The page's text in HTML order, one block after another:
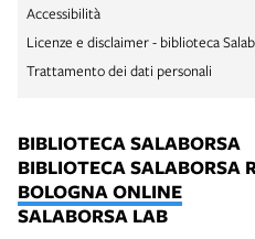
Accessibilità
Licenze e disclaimer - biblioteca
Trattamento dei dati personali
BIBLIOTECA SALABORSA
BIBLIOTECA SALABORSA
BOLOGNA ONLINE
SALABORSA LAB